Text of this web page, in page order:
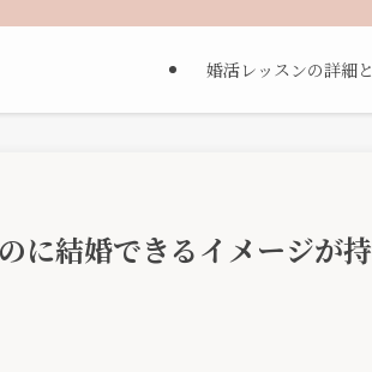
婚活レッスンの詳細
に結婚できるイメージが